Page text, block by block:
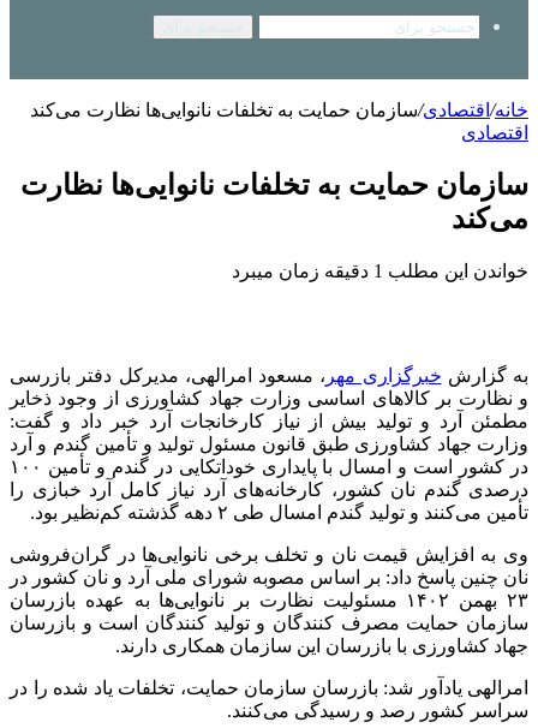
خانه/ اقتصادی/سازمان حمایت به تخلفات نانوایی‌ها نظارت می‌کند
اقتصادی
سازمان حمایت به تخلفات نانوایی‌ها نظارت
می‌کند
خواندن این مطلب 1 دقیقه زمان میبرد
به گزارش خبرگزاری مهر ، مسعود امرالهی، مدیرکل دفتر بازرسی
و نظارت بر کالاهای اساسی وزارت جهاد کشاورزی از وجود ذخایر
مطمئن آرد و تولید بیش از نیاز کارخانجات آرد خبر داد و گفت:
وزارت جهاد کشاورزی طبق قانون مسئول تولید و تأمین گندم و آرد
در کشور است و امسال با پایداری خوداتکایی در گندم و تأمین ۱۰۰
درصدی گندم نان کشور، کارخانه‌های آرد نیاز کامل آرد خبازی را
تأمین می‌کنند و تولید گندم امسال طی ۲ دهه گذشته کم‌نظیر بود.
وی به افزایش قیمت نان و تخلف برخی نانوایی‌ها در گران‌فروشی
نان چنین پاسخ داد: بر اساس مصوبه شورای ملی آرد و نان کشور در
۲۳ بهمن ۱۴۰۲ مسئولیت نظارت بر نانوایی‌ها به عهده بازرسان
سازمان حمایت مصرف کنندگان و تولید کنندگان است و بازرسان
جهاد کشاورزی با بازرسان این سازمان همکاری دارند.
امرالهی یادآور شد: بازرسان سازمان حمایت، تخلفات یاد شده را در
سراسر کشور رصد و رسیدگی می‌کنند.